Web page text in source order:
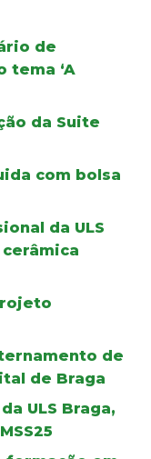
de
tema ‘A
da Suite
com bolsa
da ULS
de
de Braga
ULS Braga,